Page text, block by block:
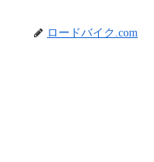
ロードバイク.com